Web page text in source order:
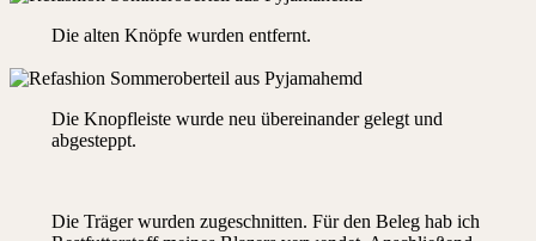
Die alten Knöpfe wurden entfernt.
Die Knopfleiste wurde neu übereinander gelegt und
abgesteppt.
Die Träger wurden zugeschnitten. Für den Beleg hab ich